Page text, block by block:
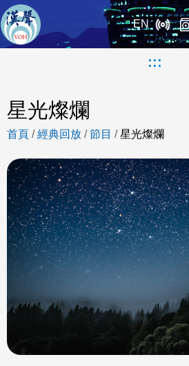
EN
:::
星光燦爛
首頁 /經典回放 /節目 /星光燦爛